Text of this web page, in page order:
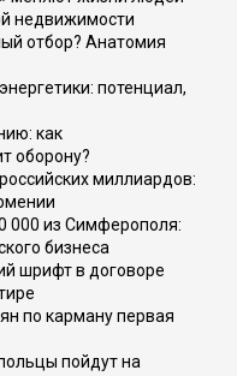
недвижимости
отбор? Анатомия
потенциал,
как
оборону?
миллиардов:
000 из Симферополя:
бизнеса
шрифт в договоре
по карману первая
пойдут на